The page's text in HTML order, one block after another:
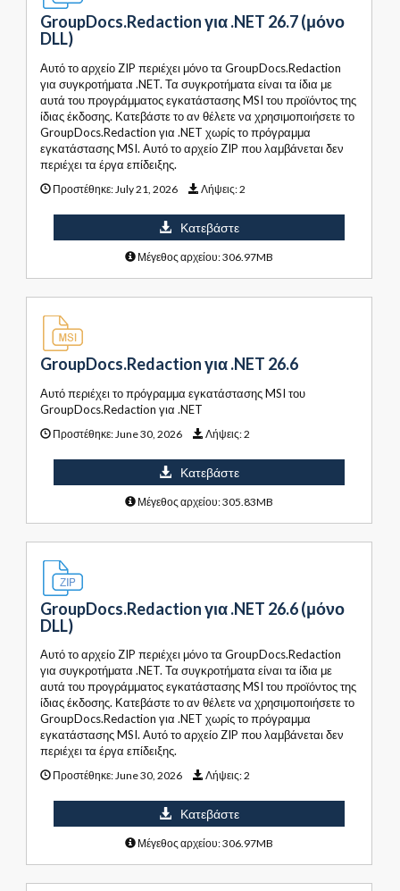
GroupDocs.Redaction για .NET 26.7 (μόνο
DLL)
Αυτό το αρχείο ZIP περιέχει μόνο τα GroupDocs.Redaction
για συγκροτήματα .NET. Τα συγκροτήματα είναι τα ίδια με
αυτά του προγράμματος εγκατάστασης MSI του προϊόντος της
ίδιας έκδοσης. Κατεβάστε το αν θέλετε να χρησιμοποιήσετε το
GroupDocs.Redaction για .NET χωρίς το πρόγραμμα
εγκατάστασης MSI. Αυτό το αρχείο ZIP που λαμβάνεται δεν
περιέχει τα έργα επίδειξης.
Προστέθηκε: July 21, 2026 Λήψεις:2
Κατεβάστε
Μέγεθος αρχείου: 306.97MB
GroupDocs.Redaction για .NET 26.6
Αυτό περιέχει το πρόγραμμα εγκατάστασης MSI του
GroupDocs.Redaction για .NET
Προστέθηκε: June 30, 2026 Λήψεις:2
Κατεβάστε
Μέγεθος αρχείου: 305.83MB
GroupDocs.Redaction για .NET 26.6 (μόνο
DLL)
Αυτό το αρχείο ZIP περιέχει μόνο τα GroupDocs.Redaction
για συγκροτήματα .NET. Τα συγκροτήματα είναι τα ίδια με
αυτά του προγράμματος εγκατάστασης MSI του προϊόντος της
ίδιας έκδοσης. Κατεβάστε το αν θέλετε να χρησιμοποιήσετε το
GroupDocs.Redaction για .NET χωρίς το πρόγραμμα
εγκατάστασης MSI. Αυτό το αρχείο ZIP που λαμβάνεται δεν
περιέχει τα έργα επίδειξης.
Προστέθηκε:June 30, 2026 Λήψεις:2
Κατεβάστε
Μέγεθος αρχείου: 306.97MB